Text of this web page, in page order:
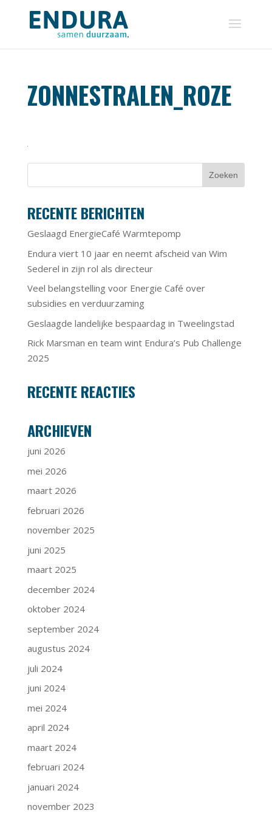
ZONNESTRALEN_ROZE
RECENTE BERICHTEN
Geslaagd EnergieCafé Warmtepomp
Endura viert 10 jaar en neemt afscheid van Wim
Sederel in zijn rol als directeur
Veel belangstelling voor Energie Café over
subsidies en verduurzaming
Geslaagde landelijke bespaardag in Tweelingstad
Rick Marsman en team wint Endura’s Pub Challenge
2025
RECENTE REACTIES
ARCHIEVEN
juni 2026
mei 2026
maart 2026
februari 2026
november 2025
juni 2025
maart 2025
december 2024
oktober 2024
september 2024
augustus 2024
juli 2024
juni 2024
mei 2024
april 2024
maart 2024
februari 2024
januari 2024
november 2023